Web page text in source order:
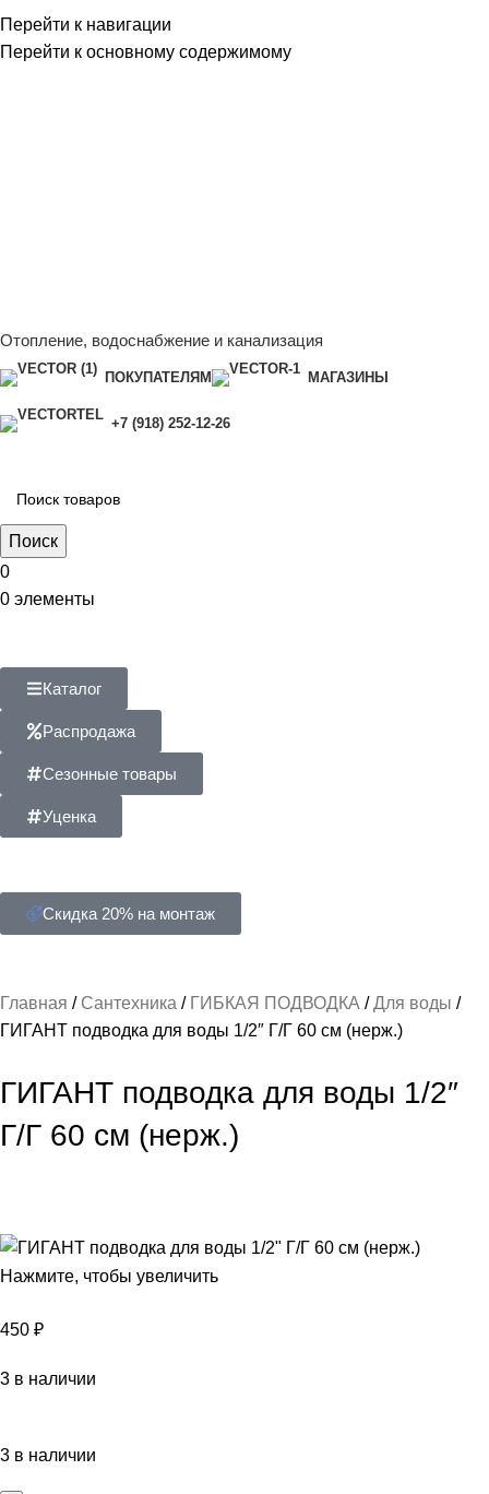
Перейти к навигации
Перейти к основному содержимому
Отопление, водоснабжение и канализация
ПОКУПАТЕЛЯМ МАГАЗИНЫ
+7 (918) 252-12-26
Поиск
0
0 элементы
Каталог
Распродажа
Сезонные товары
Уценка
Скидка 20% на монтаж
Главная Сантехника ГИБКАЯ ПОДВОДКА
Для воды
ГИГАНТ подводка для воды 1/2″ Г/Г 60 см (нерж.)
ГИГАНТ подводка для воды 1/2″
Г/Г 60 см (нерж.)
Нажмите, чтобы увеличить
450 ₽
3 в наличии
3 в наличии